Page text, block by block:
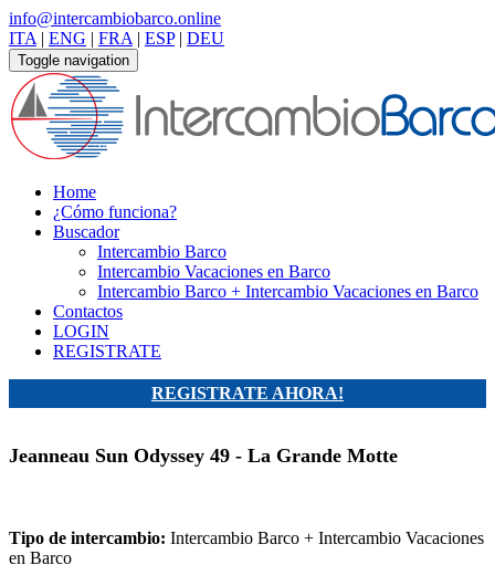
info@intercambiobarco.online
ITA | ENG | FRA | ESP| DEU
Toggle navigation
Home
¿Cómo funciona?
Buscador
Intercambio Barco
Intercambio Vacaciones en Barco
Intercambio Barco + Intercambio Vacaciones en Barco
Contactos
LOGIN
REGISTRATE
REGISTRATE AHORA!
Jeanneau Sun Odyssey 49 - La Grande Motte
Tipo de intercambio: Intercambio Barco + Intercambio Vacaciones
en Barco